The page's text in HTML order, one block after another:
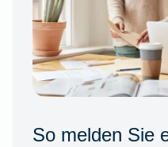
So melden Sie